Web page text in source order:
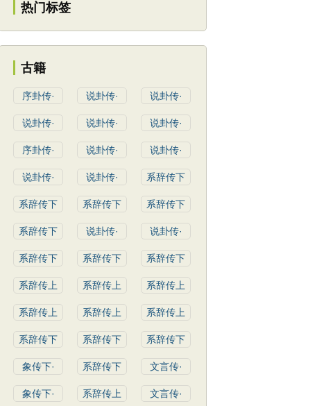
热门标签
古籍
序卦传· 说卦传· 说卦传·
说卦传· 说卦传· 说卦传·
序卦传· 说卦传· 说卦传·
说卦传· 说卦传· 系辞传下
系辞传下 系辞传下 系辞传下
系辞传下 说卦传· 说卦传·
系辞传下 系辞传下 系辞传下
系辞传上 系辞传上 系辞传上
系辞传上 系辞传上 系辞传上
系辞传下 系辞传下 系辞传下
象传下· 系辞传下 文言传·
象传下· 系辞传上 文言传·